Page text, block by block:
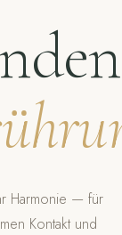
Harmonie — für
Kontakt und